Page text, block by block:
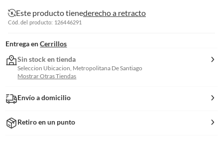
Este producto tienederecho a retracto
Cód. del producto: 126446291
Entrega en Cerrillos
Sin stock en tienda
Seleccion Ubicacion, Metropolitana De Santiago
Mostrar Otras Tiendas
Envío a domicilio
Retiro en un punto